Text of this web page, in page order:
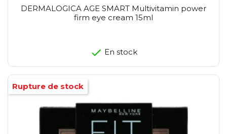
DERMALOGICA AGE SMART Multivitamin power
firm eye cream 15ml
En stock
Rupture de stock